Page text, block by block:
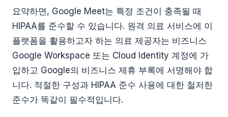
요약하면, Google Meet는 특정 조건이 충족될 때
HIPAA를 준수할 수 있습니다. 원격 의료 서비스에 이
플랫폼을 활용하고자 하는 의료 제공자는 비즈니스
Google Workspace 또는 Cloud Identity 계정에 가
입하고 Google의 비즈니스 제휴 부록에 서명해야 합
니다. 적절한 구성과 HIPAA 준수 사용에 대한 철저한
준수가 똑같이 필수적입니다.